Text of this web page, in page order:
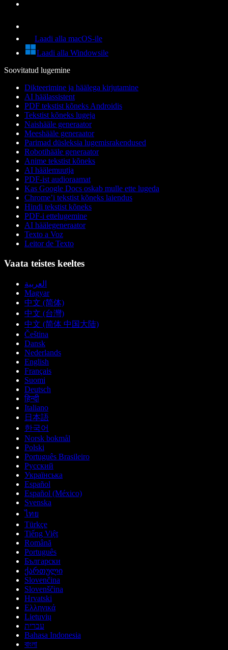
Laadi alla macOS-ile
Laadi alla Windowsile
Soovitatud lugemine
Dikteerimine ja häälega kirjutamine
AI häälassistent
PDF tekstist kõneks Androidis
Tekstist kõneks lugeja
Naishääle generaator
Meeshääle generaator
Parimad düsleksia lugemisrakendused
Robotihääle generaator
Anime tekstist kõneks
AI häälemuutja
PDF-ist audioraamat
Kas Google Docs oskab mulle ette lugeda
Chrome’i tekstist kõneks laiendus
Hindi tekstist kõneks
PDF-i ettelugemine
AI häälegeneraator
Texto a Voz
Leitor de Texto
Vaata teistes keeltes
العربية
Magyar
中文 (简体)
中文 (台灣)
中文 (简体 中国大陆)
Čeština
Dansk
Nederlands
English
Français
Suomi
Deutsch
हिन्दी
Italiano
日本語
한국어
Norsk bokmål
Polski
Português Brasileiro
Русский
Українська
Español
Español (México)
Svenska
ไทย
Türkçe
Tiếng Việt
Română
Português
Български
ქართული
Slovenčina
Slovenščina
Hrvatski
Ελληνικά
Lietuvių
עברית
Bahasa Indonesia
বাংলা